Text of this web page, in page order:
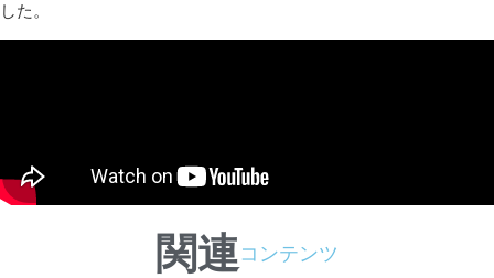
した。
関連 コンテンツ